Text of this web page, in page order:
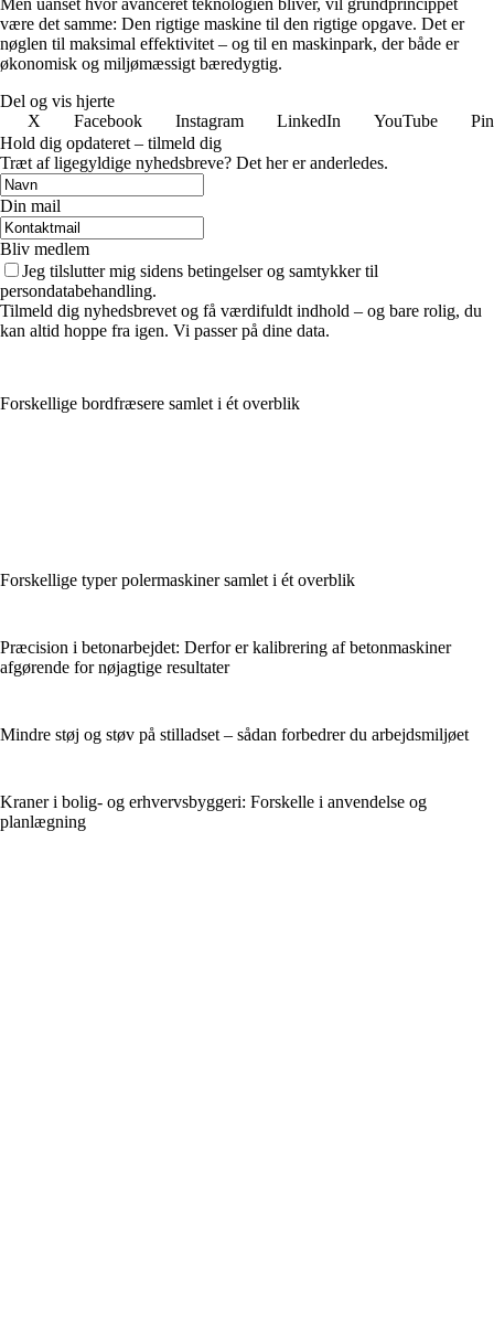
være det samme: Den rigtige maskine til den rigtige opgave. Det er
nøglen til maksimal effektivitet – og til en maskinpark, der både er
økonomisk og miljømæssigt bæredygtig.
Del og vis hjerte
X
Facebook Instagram LinkedIn YouTube
Hold dig opdateret – tilmeld dig
Træt af ligegyldige nyhedsbreve? Det her er anderledes.
Din mail
Bliv medlem
Jeg tilslutter mig sidens betingelser og samtykker til
persondatabehandling.
Tilmeld dig nyhedsbrevet og få værdifuldt indhold – og bare rolig, du
kan altid hoppe fra igen. Vi passer på dine data.
Forskellige bordfræsere samlet i ét overblik
Forskellige typer polermaskiner samlet i ét overblik
Præcision i betonarbejdet: Derfor er kalibrering af betonmaskiner
afgørende for nøjagtige resultater
Mindre støj og støv på stilladset – sådan forbedrer du arbejdsmiljøet
Kraner i bolig- og erhvervsbyggeri: Forskelle i anvendelse og
planlægning